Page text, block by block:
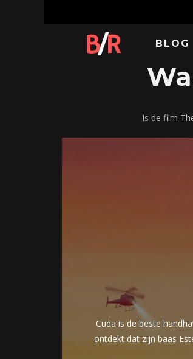
BLOG
Is de film
Cuda is de beste
ontdekt dat zijn baas